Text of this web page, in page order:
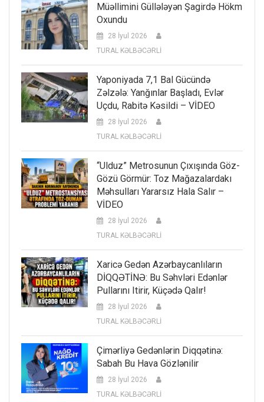
Müəllimini Güllələyən Şagirdə Hökm
Oxundu
28 İyul 2026
TURAL KƏLBƏCƏRLİ
Yaponiyada 7,1 Bal Gücündə
Zəlzələ: Yanğınlar Başladı, Evlər
Uçdu, Rabitə Kəsildi – VİDEO
28 İyul 2026
TURAL KƏLBƏCƏRLİ
“Ulduz” Metrosunun Çıxışında Göz-
Gözü Görmür: Toz Mağazalardakı
Məhsulları Yararsız Hala Salır –
VİDEO
28 İyul 2026
TURAL KƏLBƏCƏRLİ
Xaricə Gedən Azərbaycanlıların
DİQQƏTİNƏ: Bu Səhvləri Edənlər
Pullarını Itirir, Küçədə Qalır!
28 İyul 2026
TURAL KƏLBƏCƏRLİ
Çimərliyə Gedənlərin Diqqətinə:
Sabah Bu Hava Gözlənilir
28 İyul 2026
TURAL KƏLBƏCƏRLİ